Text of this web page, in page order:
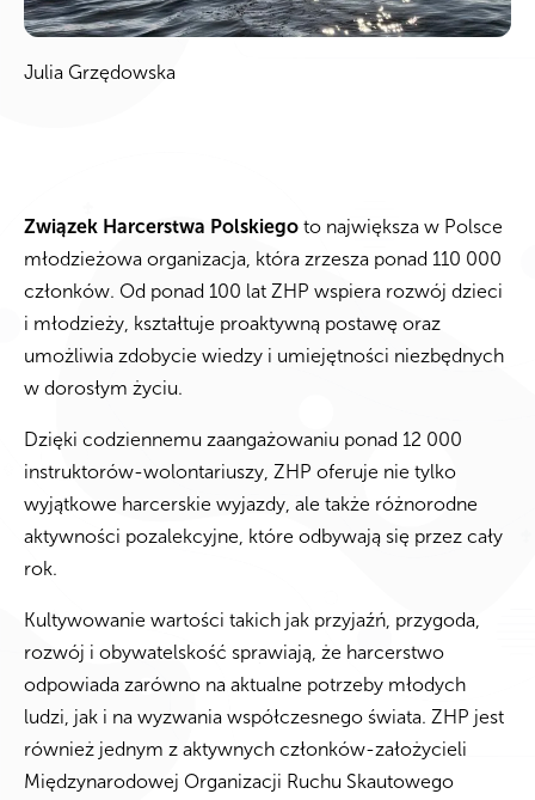
Julia Grzędowska
Związek Harcerstwa Polskiego to największa w Polsce
młodzieżowa organizacja, która zrzesza ponad 110 000
członków. Od ponad 100 lat ZHP wspiera rozwój dzieci
i młodzieży, kształtuje proaktywną postawę oraz
umożliwia zdobycie wiedzy i umiejętności niezbędnych
w dorosłym życiu.
Dzięki codziennemu zaangażowaniu ponad 12 000
instruktorów-wolontariuszy, ZHP oferuje nie tylko
wyjątkowe harcerskie wyjazdy, ale także różnorodne
aktywności pozalekcyjne, które odbywają się przez cały
rok.
Kultywowanie wartości takich jak przyjaźń, przygoda,
rozwój i obywatelskość sprawiają, że harcerstwo
odpowiada zarówno na aktualne potrzeby młodych
ludzi, jak i na wyzwania współczesnego świata. ZHP jest
również jednym z aktywnych członków-założycieli
Międzynarodowej Organizacji Ruchu Skautowego